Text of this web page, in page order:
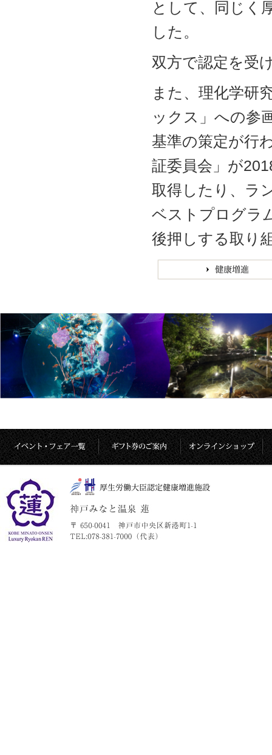
として、同じく
した。
双方で認定を受
また、理化学研
ックス」への参
基準の策定が行
証委員会」が
取得したり、ラ
ベストプログラ
後押しする取り